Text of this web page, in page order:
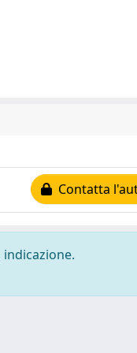
Contatta